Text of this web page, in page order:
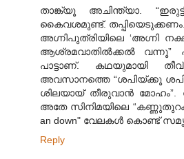
താങ്ക്യൂ അചിന്ത്യാ.
കൈവശമുണ്ട്. തപ്പിയെടുക്കണം.
അഗ്നിപുത്രിയിലെ ‘അഗ്നി
ആശ്രമവാതില്‍ക്കല്‍ വന്നൂ”
പാട്ടാണ്. കഥയുമായി
അവസാനത്തെ “ശപിയ്ക്കൂ
ശിലയായ് തീരുവാന്‍
അതേ സിനിമയിലെ
an down" വേലകള്‍ കൊണ്ട്
Reply